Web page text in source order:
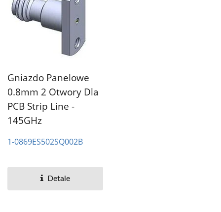
Gniazdo Panelowe
0.8mm 2 Otwory Dla
PCB Strip Line -
145GHz
1-0869ES502SQ002B
Detale